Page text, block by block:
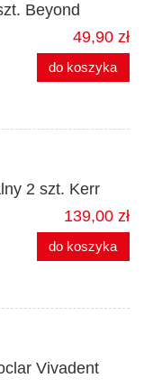
Beyond
49,90 zł
do koszyka
2 szt. Kerr
139,00 zł
do koszyka
Vivadent